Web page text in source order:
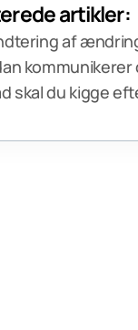
artikler:
af
skal du kigge